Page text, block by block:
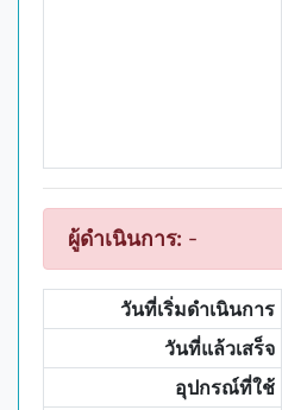
ผู้ดำเนินการ: -
วันที่เริ่มดำเนินการ
วันที่แล้วเสร็จ
อุปกรณ์ที่ใช้